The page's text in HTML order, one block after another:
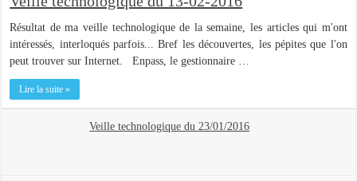
Résultat de ma veille technologique de la semaine, les articles qui m'ont
intéressés, interloqués parfois... Bref les découvertes, les pépites que l'on
peut trouver sur Internet. Enpass, le gestionnaire …
Lire la suite »
Veille technologique du 23/01/2016